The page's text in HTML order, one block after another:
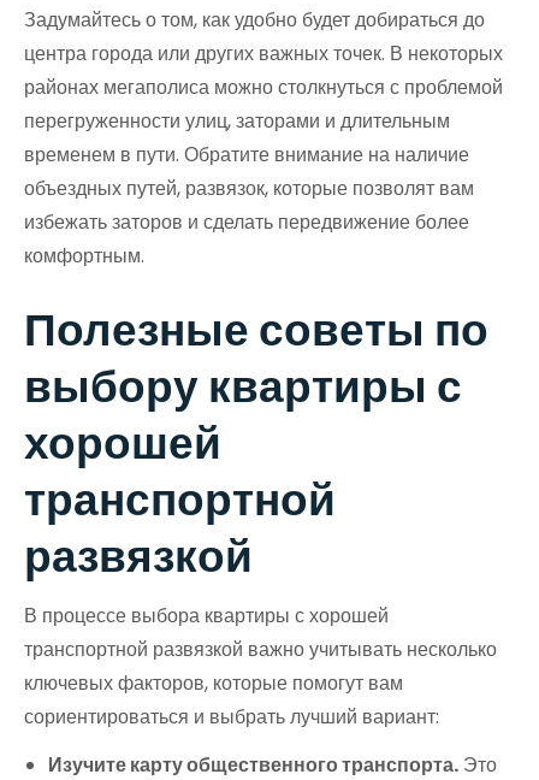
Задумайтесь о том, как удобно будет добираться до
центра города или других важных точек. В некоторых
районах мегаполиса можно столкнуться с проблемой
перегруженности улиц, заторами и длительным
временем в пути. Обратите внимание на наличие
объездных путей, развязок, которые позволят вам
избежать заторов и сделать передвижение более
комфортным.
Полезные советы по
выбору квартиры с
хорошей
транспортной
развязкой
В процессе выбора квартиры с хорошей
транспортной развязкой важно учитывать несколько
ключевых факторов, которые помогут вам
сориентироваться и выбрать лучший вариант:
Изучите карту общественного транспорта. Это